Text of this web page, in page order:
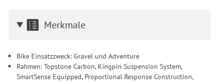
Merkmale
Bike Einsatzzweck: Gravel und Adventure
Rahmen: Topstone Carbon, Kingpin Suspension System,
SmartSense Equipped, Proportional Response Construction,